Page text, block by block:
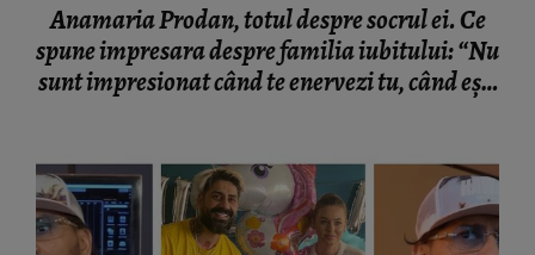
Anamaria Prodan, totul despre socrul ei. Ce
spune impresara despre familia iubitului: “Nu
sunt impresionat când te enervezi tu, când ești